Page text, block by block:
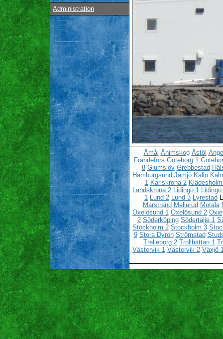
Administration
Åmål Ånimskog Åstöl
Frändefors Göteborg 1
8 Glumslöv Grebbestad
Hamburgsund Jämjö Källö
1 Karlskrona 2
Landskrona 2 Lidingö 1 Lidingö
1 Lund 2 Lund 3 Lyrestad
Marstrand Mellerud Motala
Oxelösund 1 Oxelösund 2 Oxie
2 Söderköping Södertälje 1
Stockholm 2 Stockholm 3
9 Stora Dyrön Strömstad
Trelleborg 2 Trollhättan 1
Västervik 1 Västervik 2 Växjö